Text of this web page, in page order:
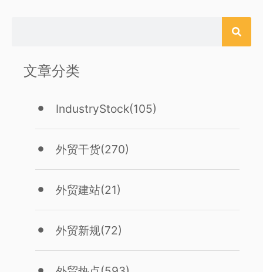
文章分类
IndustryStock(105)
外贸干货(270)
外贸建站(21)
外贸新规(72)